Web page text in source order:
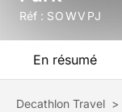
Réf : SOWVPJ
En résumé
Decathlon Travel >